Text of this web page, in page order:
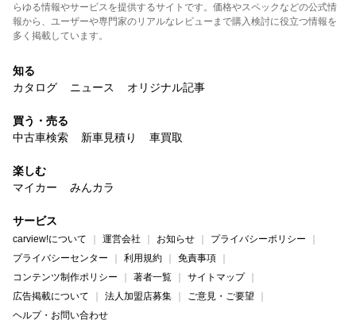
らゆる情報やサービスを提供するサイトです。価格やスペックなどの公式情
報から、ユーザーや専門家のリアルなレビューまで購入検討に役立つ情報を
多く掲載しています。
知る
カタログ
ニュース オリジナル記事
買う・売る
中古車検索
新車見積り 車買取
楽しむ
マイカー
みんカラ
サービス
carview!について 運営会社 お知らせ
プライバシーポリシー
プライバシーセンター
利用規約
免責事項
コンテンツ制作ポリシー
著者一覧
サイトマップ
広告掲載について
法人加盟店募集
ご意見・ご要望
ヘルプ・お問い合わせ